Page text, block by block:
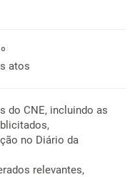
atos
do CNE, incluindo as
no Diário da
relevantes,